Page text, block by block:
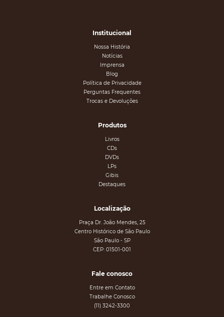
Institucional
Nossa História
Notícias
Imprensa
Blog
Política de Privacidade
Perguntas Frequentes
Trocas e Devoluções
Produtos
Livros
CDs
DVDs
LPs
Gibis
Destaques
Localização
Praça Dr. João Mendes, 25
Centro Histórico de São Paulo
São Paulo - SP
CEP: 01501-001
Fale conosco
Entre em Contato
Trabalhe Conosco
(11) 3242-3300